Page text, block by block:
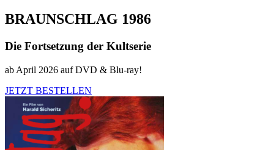
BRAUNSCHLAG 1986
Die Fortsetzung der Kultserie
ab April 2026 auf DVD & Blu-ray!
JETZT BESTELLEN